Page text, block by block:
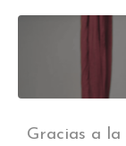
Gracias a la